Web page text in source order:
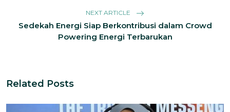
NEXT ARTICLE
Sedekah Energi Siap Berkontribusi dalam Crowd
Powering Energi Terbarukan
Related Posts